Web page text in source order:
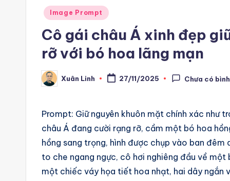
A
Posted
Image Prompt
Cô gái châu Á xinh đẹp
rỡ với bó hoa lãng mạn
Posted
by
Xuân Linh 27/11/2025 Chưa có
Prompt: Giữ nguyên khuôn mặt chính xác như
châu Á đang cười rạng rỡ, cầm một bó hoa
hồng sang trọng, hình được chụp vào ban
to che ngang ngực, cô hơi nghiêng đầu về
một chiếc váy họa tiết hoa nhạt, hai dây ngắn